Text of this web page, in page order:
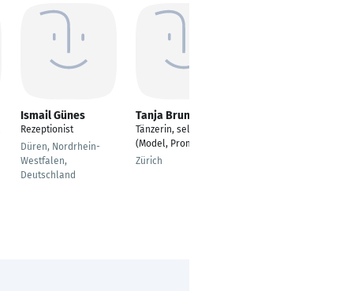
Ismail Günes
Rezeptionist
Düren, Nordrhein-
Westfalen,
Deutschland
Tanja Brunner
Tänzerin, selbständig
(Model, Promo)
Zürich